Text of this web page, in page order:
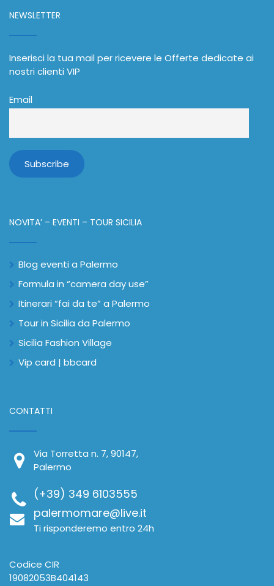
NEWSLETTER
Inserisci la tua mail per ricevere le Offerte dedicate ai
nostri clienti VIP
Email
NOVITA’ – EVENTI – TOUR SICILIA
Blog eventi a Palermo
Formula in “camera day use”
Itinerari “fai da te” a Palermo
Tour in Sicilia da Palermo
Sicilia Fashion Village
Vip card | bbcard
CONTATTI
Via Torretta n. 7, 90147,
Palermo
(+39) 349 6103555
palermomare@live.it
Ti risponderemo entro 24h
Codice CIR
19082053B404143